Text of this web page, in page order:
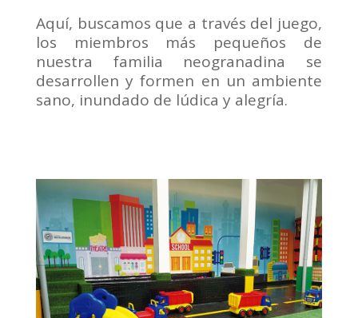
Aquí, buscamos que a través del juego,
los miembros más pequeños de
nuestra familia neogranadina se
desarrollen y formen en un ambiente
sano, inundado de lúdica y alegría.